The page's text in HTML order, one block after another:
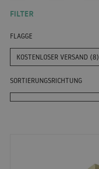
FILTER
FLAGGE
KOSTENLOSER VERSAND (8)
SORTIERUNGSRICHTUNG